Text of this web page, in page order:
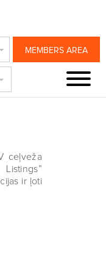
MEMBERS AREA
ceļveža
ir ļoti